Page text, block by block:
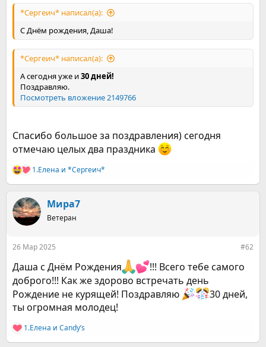
*Сергеич* написал(а):
С Днём рождения, Даша!
*Сергеич* написал(а):
А сегодня уже и30 дней!
Поздравляю.
Посмотреть вложение 2149766
Спасибо большое за поздравления) сегодня
отмечаю целых два праздника
Р
е
к
ц
и
1.Елена и *Сергеич*
Мира7
Ветеран
26 Мар 2025 #62
Даша с Днём Рождения
!!! Всего тебе самого
доброго!!! Как же здорово встречать день
Рождение не курящей! Поздравляю
30 дней,
ты огромная молодец!
Р
е
1.Елена и Candy’s